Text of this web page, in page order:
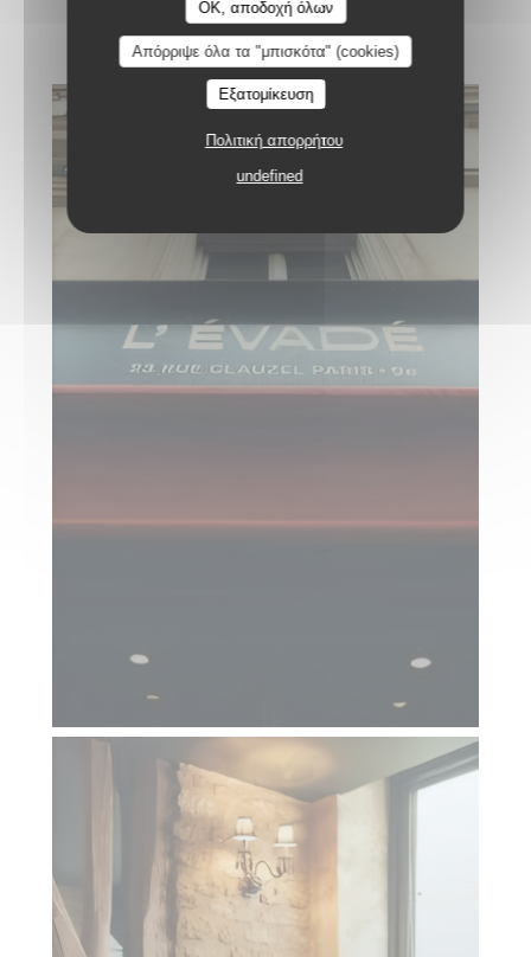
OK, αποδοχή όλων
Απόρριψε όλα τα "μπισκότα" (cookies)
Εξατομίκευση
Πολιτική απορρήτου
undefined
L'Evade